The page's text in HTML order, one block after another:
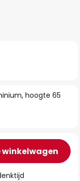
hoogte 65
winkelwagen